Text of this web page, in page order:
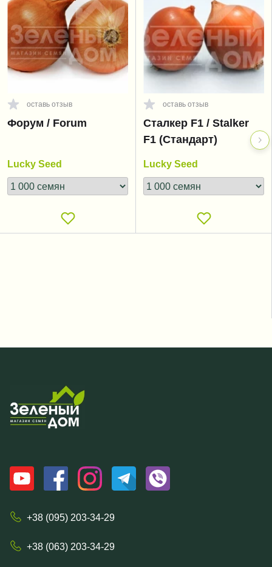
оставь отзыв
Форум / Forum
Lucky Seed
оставь отзыв
Сталкер F1 / Stalker
F1 (Стандарт)
Lucky Seed
+38 (095) 203-34-29
+38 (063) 203-34-29